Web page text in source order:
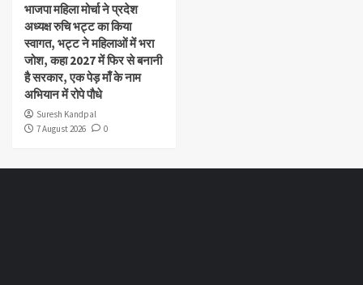
भाजपा महिला मोर्चा ने प्रदेश
अध्यक्ष रुचि भट्ट का किया
स्वागत, भट्ट ने महिलाओं में भरा
जोश, कहा 2027 में फिर से बनानी
है सरकार, एक पेड़ माँ के नाम
अभियान में रोपे पौधे
Suresh Kandpal
7 August 2026
0